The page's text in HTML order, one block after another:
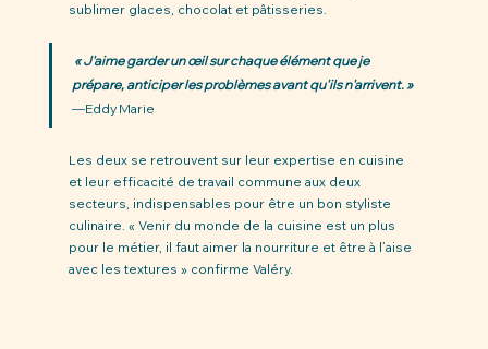
sublimer glaces, chocolat et pâtisseries.
« J'aime garder un œil sur chaque élément que je
prépare, anticiper les problèmes avant qu'ils n'arrivent. »
—Eddy Marie
Les deux se retrouvent sur leur expertise en cuisine
et leur efficacité de travail commune aux deux
secteurs, indispensables pour être un bon styliste
culinaire. « Venir du monde de la cuisine est un plus
pour le métier, il faut aimer la nourriture et être à l’aise
avec les textures » confirme Valéry.